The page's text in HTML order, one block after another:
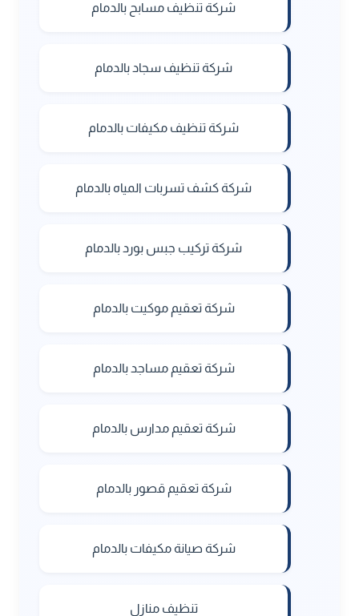
شركة تنظيف مسابح بالدمام
شركة تنظيف سجاد بالدمام
شركة تنظيف مكيفات بالدمام
شركة كشف تسربات المياه بالدمام
شركة تركيب جبس بورد بالدمام
شركة تعقيم موكيت بالدمام
شركة تعقيم مساجد بالدمام
شركة تعقيم مدارس بالدمام
شركة تعقيم قصور بالدمام
شركة صيانة مكيفات بالدمام
تنظيف منازل